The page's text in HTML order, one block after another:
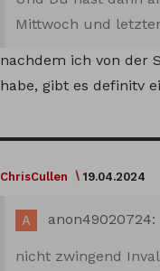
Mittwoch und
nachdem ich von der
habe, gibt es definitv
ChrisCullen 19.04.2024
anon49020724:
nicht zwingend